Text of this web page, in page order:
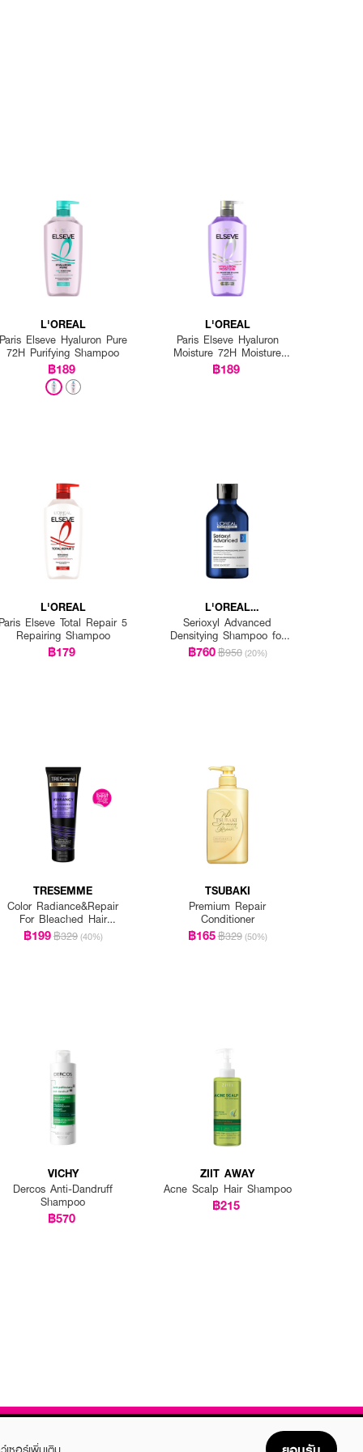
L'OREAL
Paris Elseve Hyaluron Pure
72H Purifying Shampoo
฿189
L'OREAL
Paris Elseve Hyaluron
Moisture 72H Moisture
Filling Shampoo
฿189
L'OREAL
Paris Elseve Total Repair 5
Repairing Shampoo
฿179
L'OREAL
PROFESSIONNEL
Serioxyl Advanced
Densitying Shampoo for
Thinning Hair
฿760฿950 (20%)
TRESEMME
Color Radiance&Repair
For Bleached Hair
Shampoo
฿199฿329 (40%)
TSUBAKI
Premium Repair
Conditioner
฿165฿329 (50%)
VICHY
Dercos Anti-Dandruff
Shampoo
฿570
ZIIT AWAY
Acne Scalp Hair Shampoo
฿215